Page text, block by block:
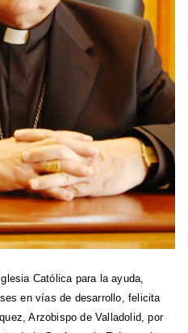
Católica para la ayuda,
en vías de desarrollo, felicita
Arzobispo de Valladolid, por